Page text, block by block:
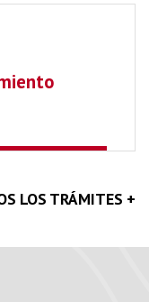
LOS TRÁMITES +